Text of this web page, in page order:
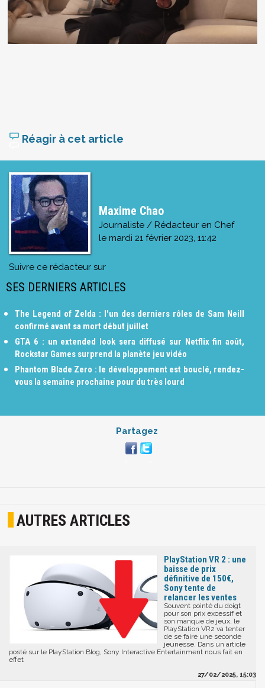
Réagir à cet article
Maxime Chao
Journaliste / Rédacteur en Chef
le mardi 21 février 2023, 11:42
Suivre ce rédacteur sur
SES DERNIERS ARTICLES
The Legend of Zelda : l'un des derniers rôles de Sam Neill
confirmé avant sa mort début juillet
GTA 6 : un extended look sera diffusé sur Netflix fin août,
Rockstar Games surprend la planète jeu vidéo
Phantom Blade Zero : le développement est bouclé, rendez-
vous la semaine prochaine pour du très lourd
Partagez
AUTRES ARTICLES
PlayStation VR 2 : une
baisse de prix
définitive de 150€,
Sony tente de
relancer les ventes
Souvent pointé du doigt
pour son prix excessif et
son manque de jeux, le
PlayStation VR2 va tenter
de se faire une seconde
jeunesse. Dans un article
posté sur le PlayStation Blog, Sony Interactive Entertainment nous fait en
effet
27/02/2025, 15:03